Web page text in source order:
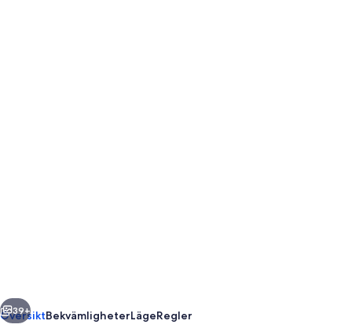
(Spotswood/Cheviot)
Nästa
39+
ÖversiktBekvämligheterLägeRegler